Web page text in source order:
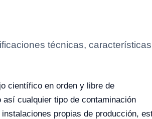
técnicas, características
científico en orden y libre de
cualquier tipo de contaminación
propias de producción,